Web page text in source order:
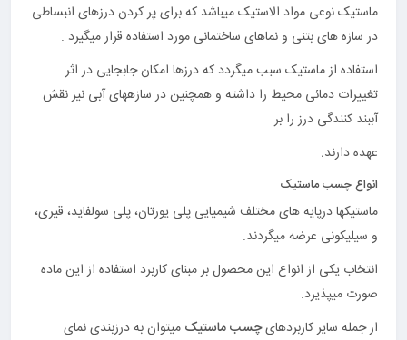
ماستیک نوعی مواد الاستیک می‎باشد که برای پر کردن درزهای انبساطی
در سازه های بتنی و نماهای ساختمانی مورد استفاده قرار می‎گیرد .
استفاده از ماستیک سبب می‎گردد که درزها امکان جابجایی در اثر
تغییرات دمائی محیط را داشته و همچنین در سازه‎های آبی نیز نقش
آببند کنندگی درز را بر
عهده دارند.
انواع چسب ماستیک
ماستیکها درپایه ‎های مختلف شیمیایی پلی یورتان، پلی سولفاید، قیری،
و سیلیکونی عرضه می‎گردند.
انتخاب یکی از انواع این محصول بر مبنای کاربرد استفاده از این ماده
صورت می‎پذیرد.
از جمله سایر کاربردهایچسب ماستیک میتوان به درزبندی نمای